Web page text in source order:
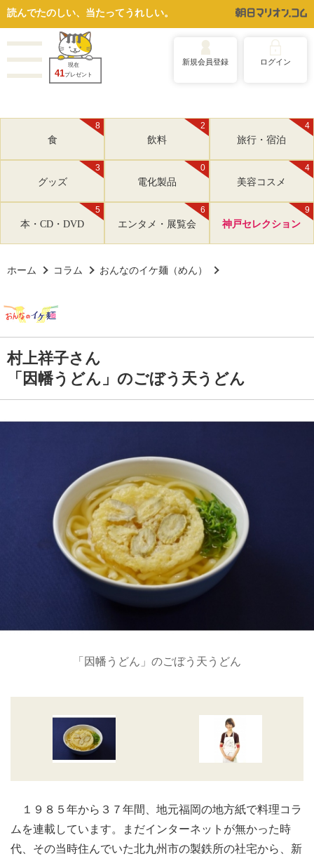
読んでたのしい、当たってうれしい。
現在
41プレゼント
新規会員登録 ログイン
8
食
2
飲料
4
旅行・宿泊
3
グッズ
0
電化製品
4
美容コスメ
5
本・CD・DVD
6
エンタメ・展覧会
9
神戸セレクション
ホーム コラム おんなのイケ麺（めん）
村上祥子さん
「因幡うどん」のごぼう天うどん
「因幡うどん」のごぼう天うどん
１９８５年から３７年間、地元福岡の地方紙で料理コラ
ムを連載しています。まだインターネットが無かった時
代、その当時住んでいた北九州市の製鉄所の社宅から、新